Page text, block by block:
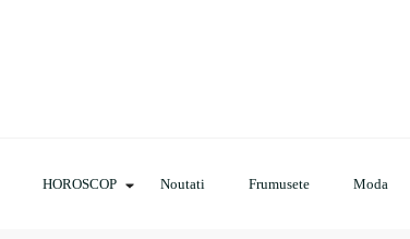
HOROSCOP Noutati Frumusete Moda